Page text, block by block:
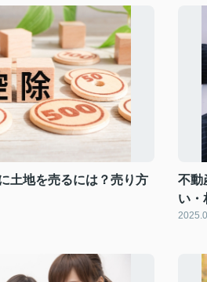
土地を売るには？売り方
不動
い・